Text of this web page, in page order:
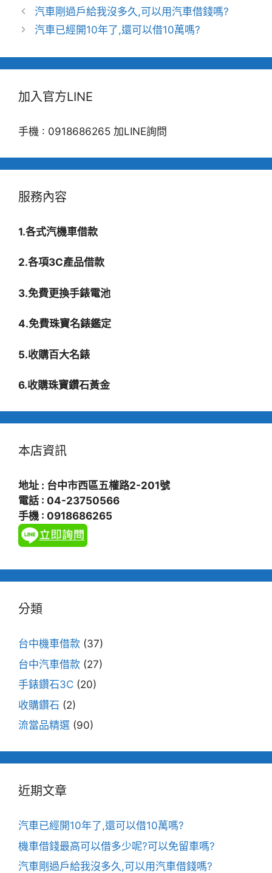
汽車剛過戶給我沒多久,可以用汽車借錢嗎?
汽車已經開10年了,還可以借10萬嗎?
加入官方LINE
手機 : 0918686265 加LINE詢問
服務內容
1.各式汽機車借款
2.各項3C產品借款
3.免費更換手錶電池
4.免費珠寶名錶鑑定
5.收購百大名錶
6.收購珠寶鑽石黃金
本店資訊
地址 : 台中市西區五權路2-201號
電話 : 04-23750566
手機 : 0918686265
分類
台中機車借款 (37)
台中汽車借款 (27)
手錶鑽石3C (20)
收購鑽石 (2)
流當品精選 (90)
近期文章
汽車已經開10年了,還可以借10萬嗎?
機車借錢最高可以借多少呢?可以免留車嗎?
汽車剛過戶給我沒多久,可以用汽車借錢嗎?